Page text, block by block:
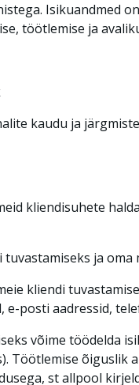
Isikuandmed
töötlemise ja
kaudu ja
kliendisuhete
tuvastamiseks ja
kliendi
posti aadressid,
võime töödelda
Töötlemise õiguslik
st allpool